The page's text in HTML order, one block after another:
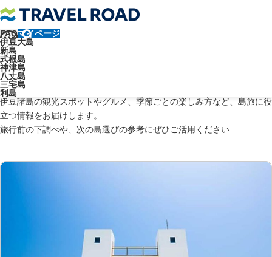
FAQマイページ
伊豆大島
新島
式根島
神津島
八丈島
三宅島
利島
トラベルロード
伊豆諸島の観光スポットやグルメ、季節ごとの楽しみ方など、島旅に役
立つ情報をお届けします。
旅行前の下調べや、次の島選びの参考にぜひご活用ください